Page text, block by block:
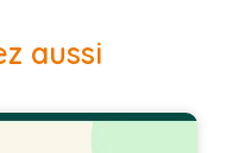
aussi